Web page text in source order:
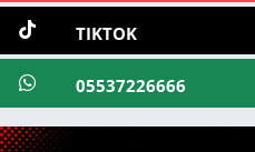
TIKTOK
05537226666